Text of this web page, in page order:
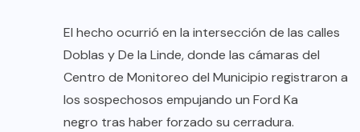
El hecho ocurrió en la intersección de las calles
Doblas y De la Linde, donde las cámaras del
Centro de Monitoreo del Municipio registraron a
los sospechosos empujando un Ford Ka
negro tras haber forzado su cerradura.